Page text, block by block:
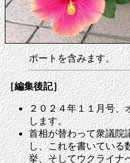
ポートを含みます。
［編集後記］
２０２４年１１月号、
します。
首相が替わって衆議院
し、これを書いている
挙、そしてウクライナ